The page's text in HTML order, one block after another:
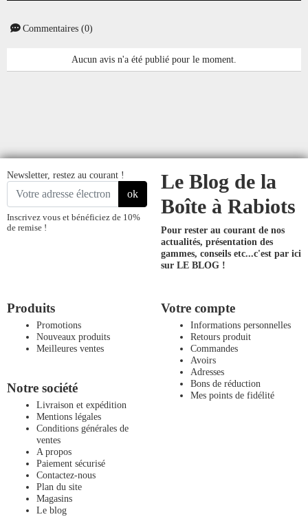
Commentaires (0)
Aucun avis n'a été publié pour le moment.
Newsletter, restez au courant !
ok
Inscrivez vous et bénéficiez de 10%
de remise !
Le Blog de la
Boîte à Rabiots
Pour rester au courant de nos
actualités, présentation des
gammes, conseils etc...c'est par ici
sur LE BLOG !
Produits
Promotions
Nouveaux produits
Meilleures ventes
Notre société
Livraison et expédition
Mentions légales
Conditions générales de
ventes
A propos
Paiement sécurisé
Contactez-nous
Plan du site
Magasins
Le blog
Votre compte
Informations personnelles
Retours produit
Commandes
Avoirs
Adresses
Bons de réduction
Mes points de fidélité